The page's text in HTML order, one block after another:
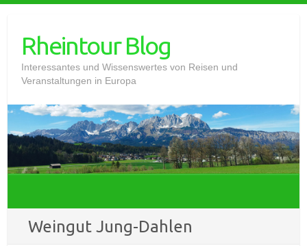
contentRheintour Blog
Interessantes und Wissenswertes von Reisen und
Veranstaltungen in Europa
Weingut Jung-Dahlen